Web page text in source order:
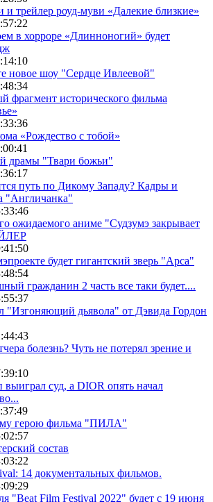
трейлер роуд-муви «Далекие близкие»
в хорроре «Длинноногий» будет
новое шоу "Сердце Ивлеевой"
фрагмент исторического фильма
«Рождество с тобой»
драмы "Твари божьи"
путь по Дикому Западу? Кадры и
"Англичанка"
ожидаемого аниме "Судзумэ закрывает
будет гигантский зверь "Арса"
гражданин 2 часть все таки будет....
"Изгоняющий дьявола" от Дэвида Гордон
болезнь? Чуть не потерял зрение и
суд, а DIOR опять начал
герою фильма "ПИЛА"
состав
14 документальных фильмов.
"Beat Film Festival 2022" будет с 19 июня